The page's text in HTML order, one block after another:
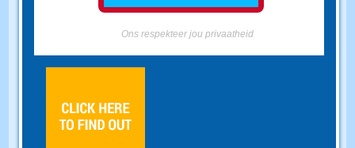
Ons respekteer jou privaatheid